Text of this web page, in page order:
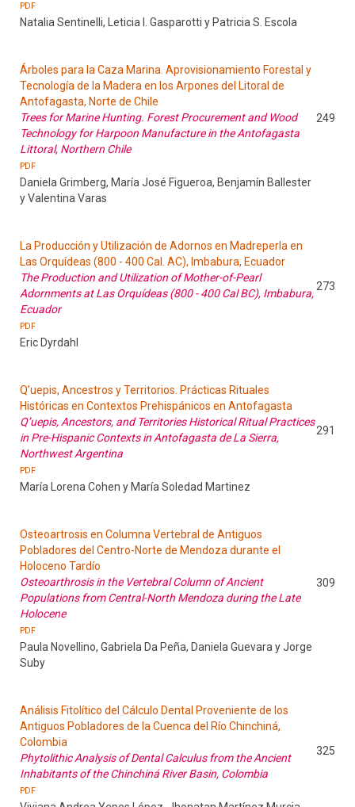
PDF
Natalia Sentinelli, Leticia I. Gasparotti y Patricia S. Escola
Árboles para la Caza Marina. Aprovisionamiento Forestal y
Tecnología de la Madera en los Arpones del Litoral de
Antofagasta, Norte de Chile
Trees for Marine Hunting. Forest Procurement and Wood
Technology for Harpoon Manufacture in the Antofagasta
Littoral, Northern Chile
249
PDF
Daniela Grimberg, María José Figueroa, Benjamín Ballester
y Valentina Varas
La Producción y Utilización de Adornos en Madreperla en
Las Orquídeas (800 - 400 Cal. AC), Imbabura, Ecuador
The Production and Utilization of Mother-of-Pearl
Adornments at Las Orquídeas (800 - 400 Cal BC), Imbabura,
Ecuador
273
PDF
Eric Dyrdahl
Q’uepis, Ancestros y Territorios. Prácticas Rituales
Históricas en Contextos Prehispánicos en Antofagasta
Q’uepis, Ancestors, and Territories Historical Ritual Practices
in Pre-Hispanic Contexts in Antofagasta de La Sierra,
Northwest Argentina
291
PDF
María Lorena Cohen y María Soledad Martinez
Osteoartrosis en Columna Vertebral de Antiguos
Pobladores del Centro-Norte de Mendoza durante el
Holoceno Tardío
Osteoarthrosis in the Vertebral Column of Ancient
Populations from Central-North Mendoza during the Late
Holocene
309
PDF
Paula Novellino, Gabriela Da Peña, Daniela Guevara y Jorge
Suby
Análisis Fitolítico del Cálculo Dental Proveniente de los
Antiguos Pobladores de la Cuenca del Río Chinchiná,
Colombia
Phytolithic Analysis of Dental Calculus from the Ancient
Inhabitants of the Chinchiná River Basin, Colombia
325
PDF